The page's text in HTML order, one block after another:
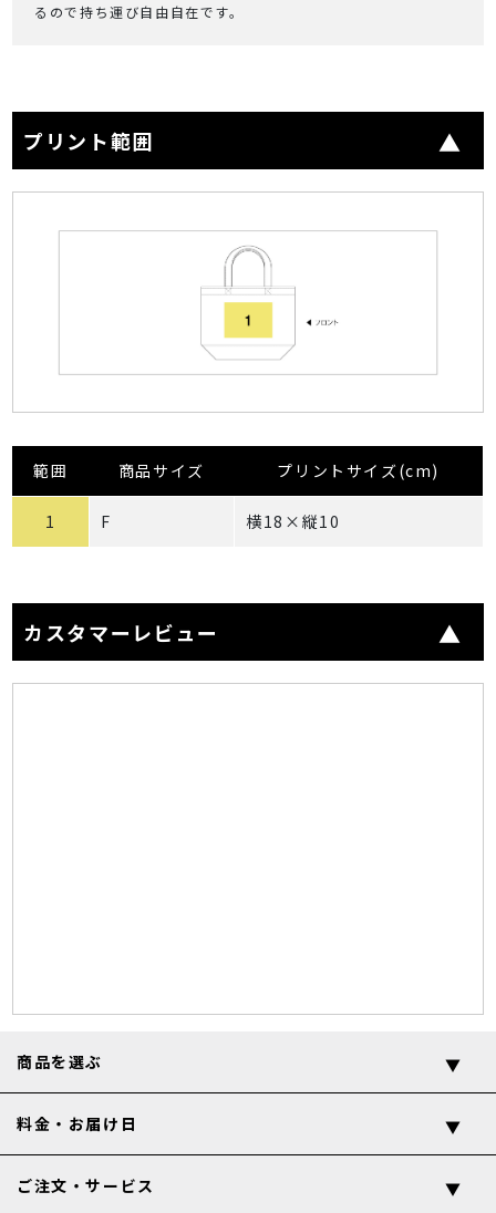
るので持ち運び自由自在です。
プリント範囲
範囲 商品サイズ プリントサイズ(cm)
1 F 横18×縦10
カスタマーレビュー
商品を選ぶ
料金・お届け日
ご注文・サービス